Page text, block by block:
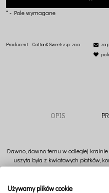
*- Pole wymagane
Producent: Cotton&Sweets sp. zo.o.
OPIS
Dawno, dawno temu w odległej
uszyta była z kwiatowych płatków,
dotknięcie jej magicznej
Korona Party to urocza propozycja
Używamy plików cookie